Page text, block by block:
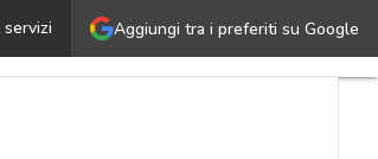
Aggiungi tra i preferiti su Google
usati per aggirare le sanzioni: